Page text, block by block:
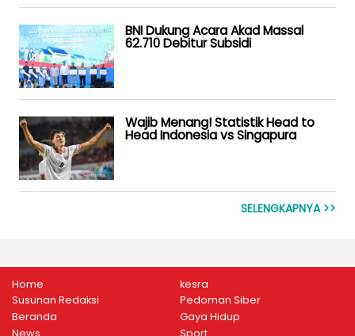
BNI Dukung Acara Akad Massal
62.710 Debitur Subsidi
Wajib Menang! Statistik Head to
Head Indonesia vs Singapura
SELENGKAPNYA >>
Home
Susunan Redaksi
Beranda
News
kesra
Pedoman Siber
Gaya Hidup
Sport